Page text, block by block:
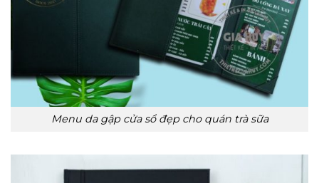
Menu da gập cửa sổ đẹp cho quán trà sữa